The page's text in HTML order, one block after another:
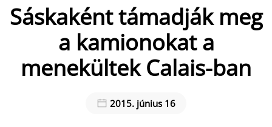
Sáskaként támadják meg
a kamionokat a
menekültek Calais-ban
2015. június 16